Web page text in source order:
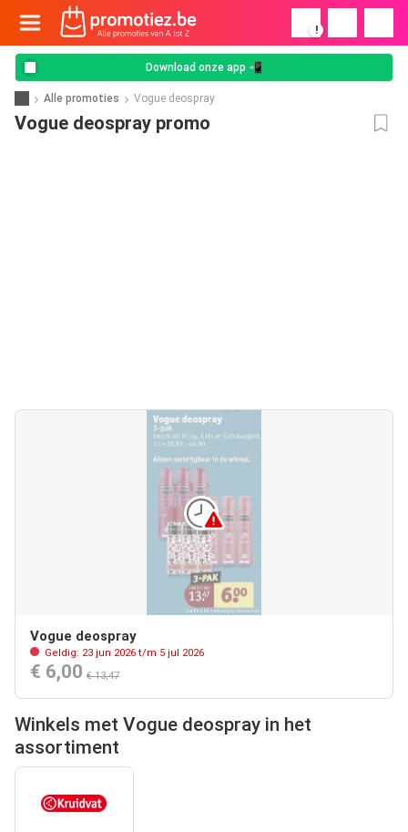
!
Download onze app 📲
Alle promoties Vogue deospray
Vogue deospray promo
Vogue deospray
Geldig: 23 jun 2026 t/m 5 jul 2026
€ 6,00 € 13,47
Winkels met Vogue deospray in het
assortiment